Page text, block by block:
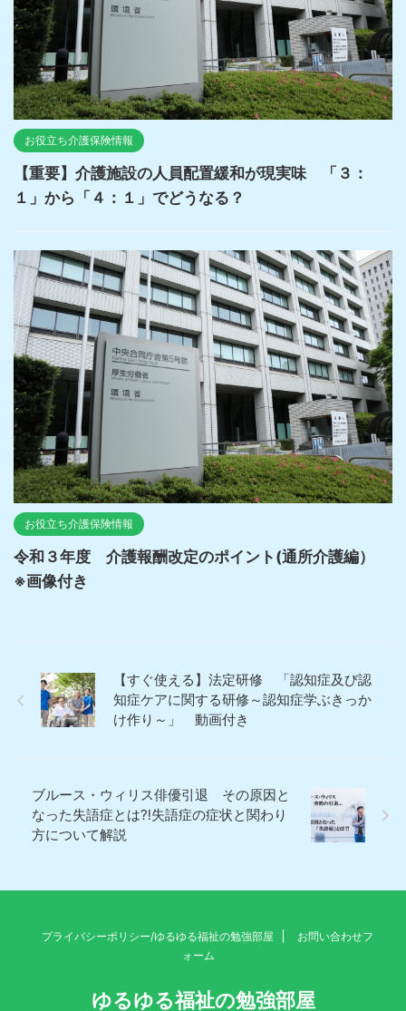
お役立ち介護保険情報
【重要】介護施設の人員配置緩和が現実味 「３：
１」から「４：１」でどうなる？
お役立ち介護保険情報
令和３年度 介護報酬改定のポイント(通所介護編）
※画像付き
【すぐ使える】法定研修 「認知症及び認
知症ケアに関する研修～認知症学ぶきっか
け作り～」 動画付き
ブルース・ウィリス俳優引退 その原因と
なった失語症とは⁈失語症の症状と関わり
方について解説
プライバシーポリシー/ゆるゆる福祉の勉強部屋
お問い合わせフ
ォーム
ゆるゆる福祉の勉強部屋